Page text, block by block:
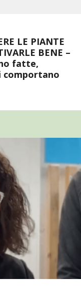
LE PIANTE
BENE –
fatte,
comportano